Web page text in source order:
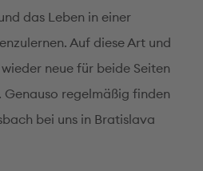
das Leben in einer
Auf diese Art und
neue für beide Seiten
regelmäßig finden
bei uns in Bratislava